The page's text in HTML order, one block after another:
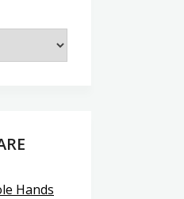
Hands